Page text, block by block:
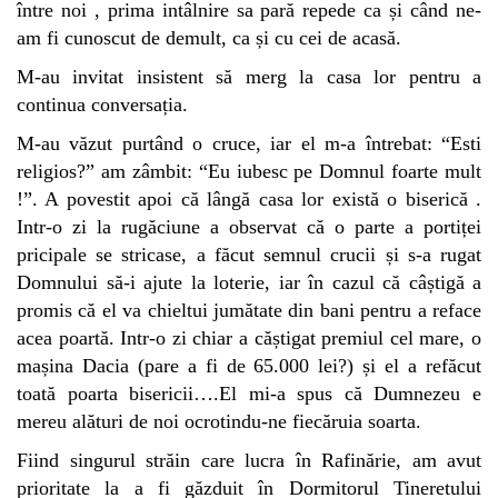
între noi , prima intâlnire sa pară repede ca și când ne-
am fi cunoscut de demult, ca și cu cei de acasă.
M-au invitat insistent să merg la casa lor pentru a
continua conversația.
M-au văzut purtând o cruce, iar el m-a întrebat: “Esti
religios?” am zâmbit: “Eu iubesc pe Domnul foarte mult
!”. A povestit apoi că lângă casa lor există o biserică .
Intr-o zi la rugăciune a observat că o parte a portiței
pricipale se stricase, a făcut semnul crucii și s-a rugat
Domnului să-i ajute la loterie, iar în cazul că câștigă a
promis că el va chieltui jumătate din bani pentru a reface
acea poartă. Intr-o zi chiar a căștigat premiul cel mare, o
mașina Dacia (pare a fi de 65.000 lei?) și el a refăcut
toată poarta bisericii….El mi-a spus că Dumnezeu e
mereu alături de noi ocrotindu-ne fiecăruia soarta.
Fiind singurul străin care lucra în Rafinărie, am avut
prioritate la a fi găzduit în Dormitorul Tineretului